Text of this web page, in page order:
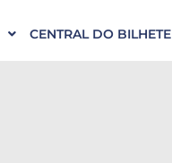
CENTRAL DO BILHETE